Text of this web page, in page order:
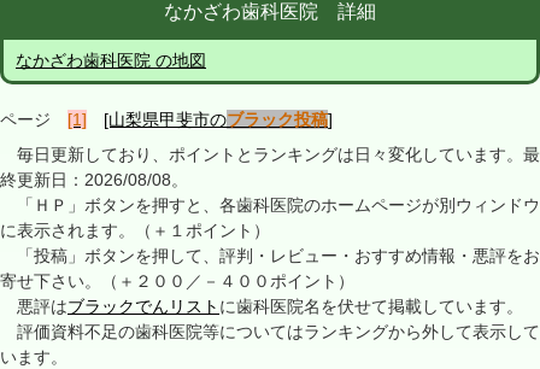
なかざわ歯科医院 詳細
なかざわ歯科医院 の地図
ページ [1] [山梨県甲斐市のブラック投稿]
毎日更新しており、ポイントとランキングは日々変化しています。最
終更新日：2026/08/08。
「ＨＰ」ボタンを押すと、各歯科医院のホームページが別ウィンドウ
に表示されます。（＋１ポイント）
「投稿」ボタンを押して、評判・レビュー・おすすめ情報・悪評をお
寄せ下さい。（＋２００／－４００ポイント）
悪評はブラックでんリスト に歯科医院名を伏せて掲載しています。
評価資料不足の歯科医院等についてはランキングから外して表示して
います。